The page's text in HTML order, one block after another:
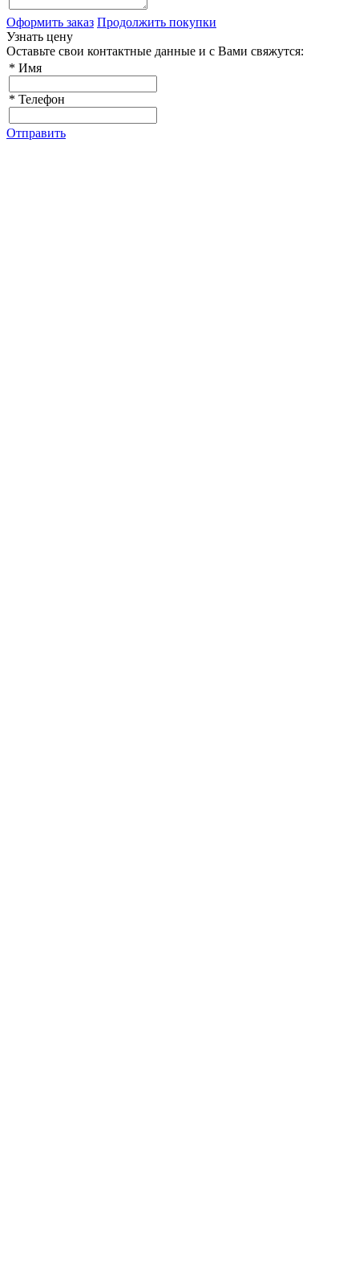
Оформить заказ Продолжить покупки
Узнать цену
Оставьте свои контактные данные и с Вами свяжутся:
* Имя
* Телефон
Отправить